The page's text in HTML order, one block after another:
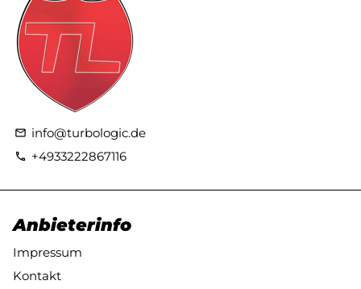
email info@turbologic.de
phone +4933222867116
Anbieterinfo
Impressum
Kontakt